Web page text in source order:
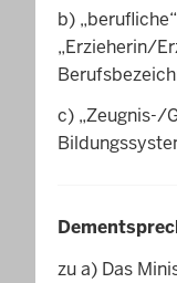
b)
„Erzieherin/
c) „Zeugnis-/
zu a) Das